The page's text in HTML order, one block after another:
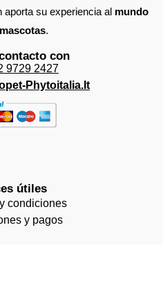
su experiencia al mundo
.
con
9729 2427
Phytoitalia.it
útiles
condiciones
y pagos